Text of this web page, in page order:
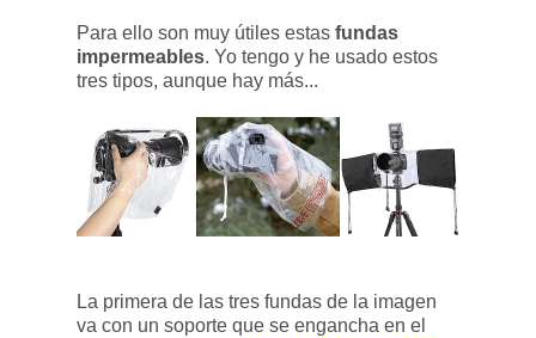
Para ello son muy útiles estas fundas
impermeables. Yo tengo y he usado estos
tres tipos, aunque hay más...
La primera de las tres fundas de la imagen
va con un soporte que se engancha en el